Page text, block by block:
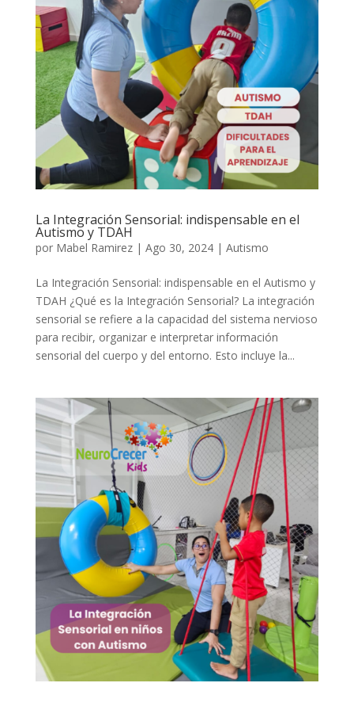
La Integración Sensorial: indispensable en el
Autismo y TDAH
por Mabel Ramirez| Ago 30, 2024| Autismo
La Integración Sensorial: indispensable en el Autismo y
TDAH ¿Qué es la Integración Sensorial? La integración
sensorial se refiere a la capacidad del sistema nervioso
para recibir, organizar e interpretar información
sensorial del cuerpo y del entorno. Esto incluye la...